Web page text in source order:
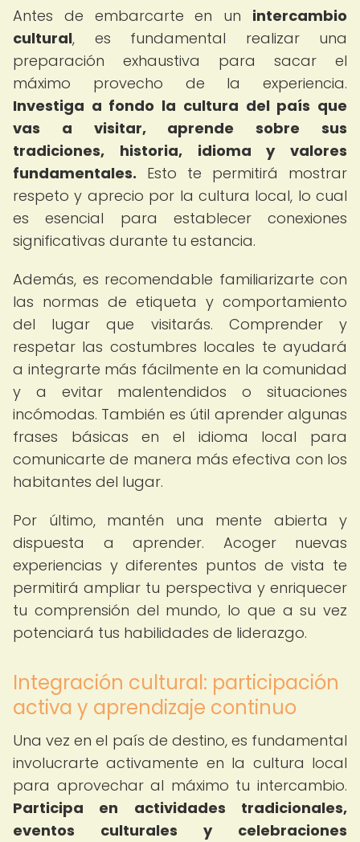
Antes de embarcarte en un intercambio
cultural, es fundamental realizar una
preparación exhaustiva para sacar el
máximo provecho de la experiencia.
Investiga a fondo la cultura del país que
vas a visitar, aprende sobre sus
tradiciones, historia, idioma y valores
fundamentales. Esto te permitirá mostrar
respeto y aprecio por la cultura local, lo cual
es esencial para establecer conexiones
significativas durante tu estancia.
Además, es recomendable familiarizarte con
las normas de etiqueta y comportamiento
del lugar que visitarás. Comprender y
respetar las costumbres locales te ayudará
a integrarte más fácilmente en la comunidad
y a evitar malentendidos o situaciones
incómodas. También es útil aprender algunas
frases básicas en el idioma local para
comunicarte de manera más efectiva con los
habitantes del lugar.
Por último, mantén una mente abierta y
dispuesta a aprender. Acoger nuevas
experiencias y diferentes puntos de vista te
permitirá ampliar tu perspectiva y enriquecer
tu comprensión del mundo, lo que a su vez
potenciará tus habilidades de liderazgo.
Integración cultural: participación
activa y aprendizaje continuo
Una vez en el país de destino, es fundamental
involucrarte activamente en la cultura local
para aprovechar al máximo tu intercambio.
Participa en actividades tradicionales,
eventos culturales y celebraciones